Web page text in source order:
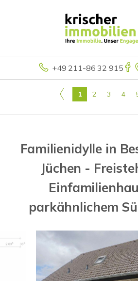
+49 211-86 32 915
1 2 3 4
Familienidylle in
Jüchen -
parkähnlichem